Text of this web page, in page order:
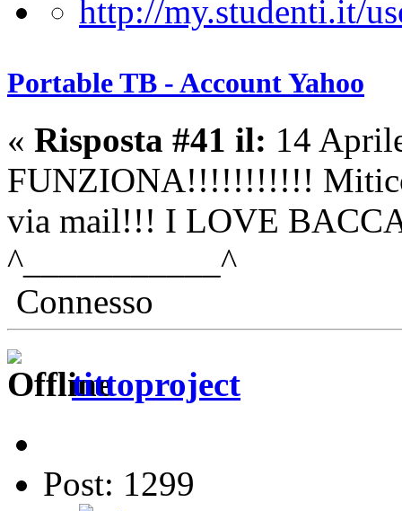
Portable TB - Account Yahoo
« Risposta #41 il: 14
FUNZIONA!!!!!!!!!!! Mitico
via mail!!! I LOVE
^___________^
Connesso
tittoproject
Post: 1299